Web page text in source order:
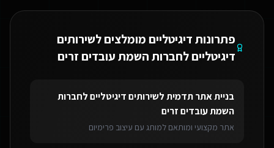
פתרונות דיגיטליים מומלצים לשירותים
דיגיטליים לחברות השמת עובדים זרים
בניית אתר תדמיתלשירותים דיגיטליים לחברות
השמת עובדים זרים
אתר מקצועי ומותאם למותג עם עיצוב פרימיום